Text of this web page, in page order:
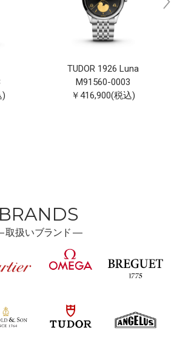
)
TUDOR 1926 Luna
M91560-0003
￥416,900(税込)
BRANDS
取扱いブランド ―